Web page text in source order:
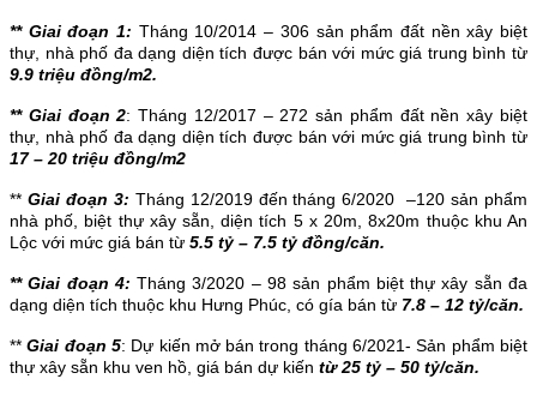
** Giai đoạn 1: Tháng 10/2014 – 306 sản phẩm đất nền xây biệt
thự, nhà phố đa dạng diện tích được bán với mức giá trung bình từ
9.9 triệu đồng/m2.
** Giai đoạn 2: Tháng 12/2017 – 272 sản phẩm đất nền xây biệt
thự, nhà phố đa dạng diện tích được bán với mức giá trung bình từ
17 – 20 triệu đồng/m2
** Giai đoạn 3: Tháng 12/2019 đến tháng 6/2020 –120 sản phẩm
nhà phố, biệt thự xây sẵn, diện tích 5 x 20m, 8x20m thuộc khu An
Lộc với mức giá bán từ 5.5 tỷ – 7.5 tỷ đồng/căn.
** Giai đoạn 4: Tháng 3/2020 – 98 sản phẩm biệt thự xây sẵn đa
dạng diện tích thuộc khu Hưng Phúc, có gía bán từ 7.8 – 12 tỷ/căn.
**Giai đoạn 5: Dự kiến mở bán trong tháng 6/2021- Sản phẩm biệt
thự xây sẵn khu ven hồ, giá bán dự kiến từ 25 tỷ – 50 tỷ/căn.